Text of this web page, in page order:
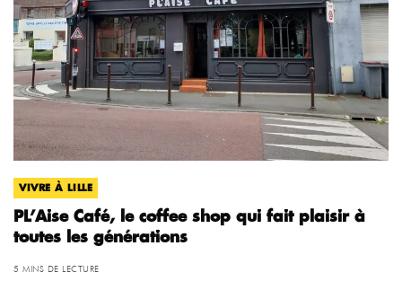
VIVRE À LILLE
PL’Aise Café, le coffee shop qui fait plaisir à
toutes les générations
5 MINS DE LECTURE